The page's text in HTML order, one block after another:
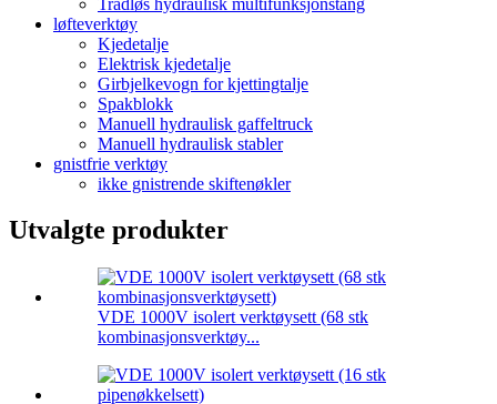
løfteverktøy
Kjedetalje
Elektrisk kjedetalje
Girbjelkevogn for kjettingtalje
Spakblokk
Manuell hydraulisk gaffeltruck
Manuell hydraulisk stabler
gnistfrie verktøy
ikke gnistrende skiftenøkler
Utvalgte produkter
VDE 1000V isolert verktøysett (68 stk
kombinasjonsverktøy...